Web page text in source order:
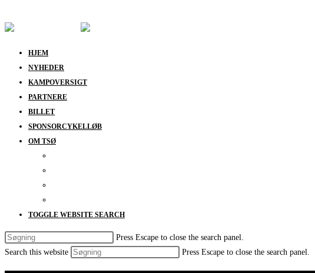
HJEM
NYHEDER
KAMPOVERSIGT
PARTNERE
BILLET
SPONSORCYKELLØB
OM TSØ
TOGGLE WEBSITE SEARCH
Press Escape to close the search panel.
Search this website
Press Escape to close the search panel.